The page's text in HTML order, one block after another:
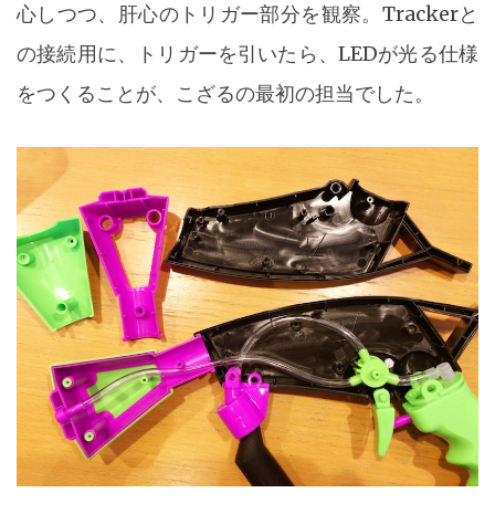
心しつつ、肝心のトリガー部分を観察。Trackerと
の接続用に、トリガーを引いたら、LEDが光る仕様
をつくることが、こざるの最初の担当でした。